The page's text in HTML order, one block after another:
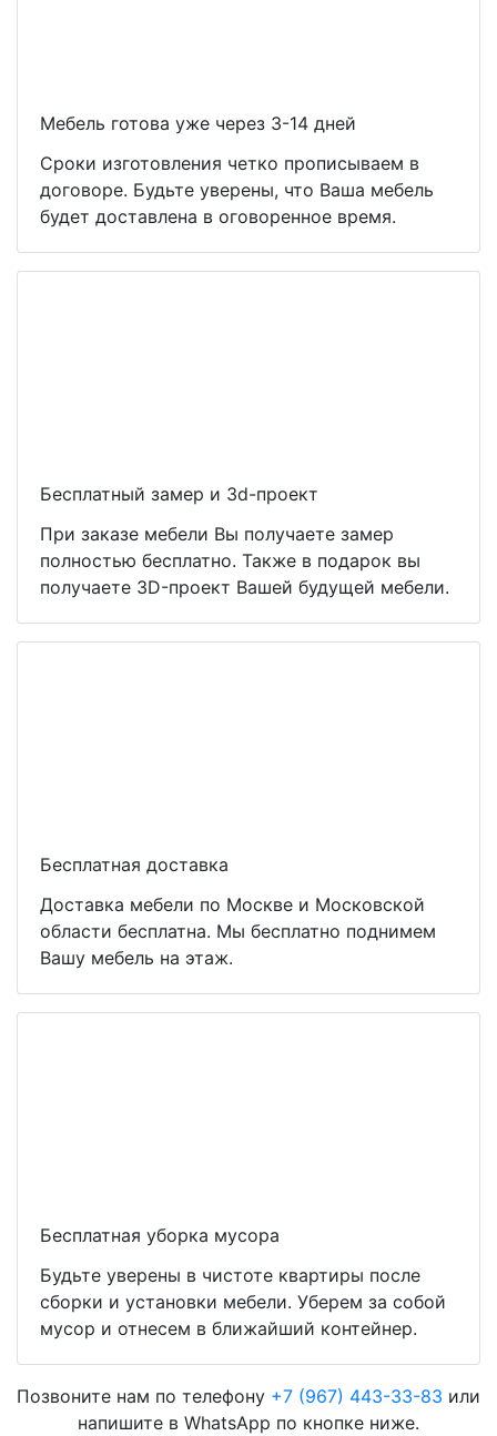
Мебель готова уже через 3-14 дней
Сроки изготовления четко прописываем в
договоре. Будьте уверены, что Ваша мебель
будет доставлена в оговоренное время.
Бесплатный замер и 3d-проект
При заказе мебели Вы получаете замер
полностью бесплатно. Также в подарок вы
получаете 3D-проект Вашей будущей мебели.
Бесплатная доставка
Доставка мебели по Москве и Московской
области бесплатна. Мы бесплатно поднимем
Вашу мебель на этаж.
Бесплатная уборка мусора
Будьте уверены в чистоте квартиры после
сборки и установки мебели. Уберем за собой
мусор и отнесем в ближайший контейнер.
Позвоните нам по телефону +7 (967) 443-33-83 или
напишите в WhatsApp по кнопке ниже.